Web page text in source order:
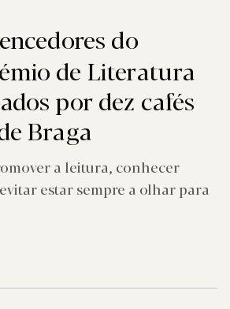
do
de Literatura
por dez cafés
Braga
a leitura, conhecer
estar sempre a olhar para